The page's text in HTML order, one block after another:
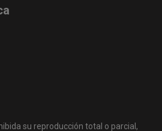
su reproducción total o parcial,